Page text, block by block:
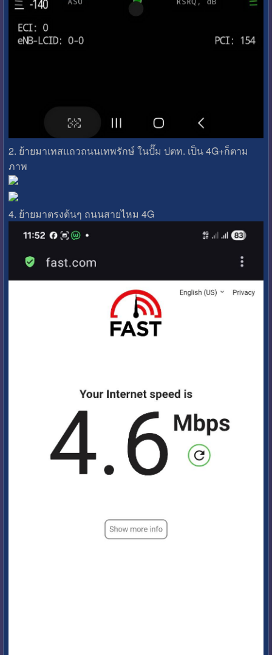
2. ย้ายมาเทสแถวถนนเทพรักษ์ ในปั๊ม ปตท. เป็น 4G+ก็ตาม
ภาพ
4. ย้ายมาตรงต้นๆ ถนนสายไหม 4G